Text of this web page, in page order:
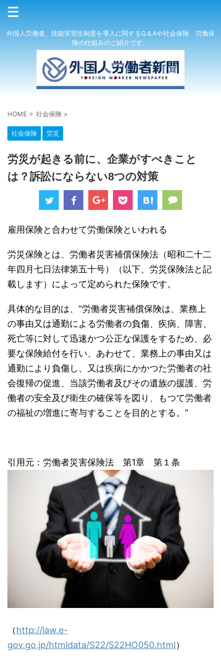
外国人労働者、技能実習生制度を導入に関するQ＆Aや社会保険、労働保
険の仕組みのご紹介です。
HOME > 社会保険 >
社会保険 労災
労災が起きる前に、企業がすべきこと
は？訴訟にならない8つの対策
雇用保険と合わせて労働保険といわれる
労災保険とは、労働者災害補償保険法（昭和二十二
年四月七日法律第五十号）（以下、労災保険法と記
載します）によって定められた保険です。
具体的な目的は、“労働者災害補償保険は、業務上
の事由又は通勤による労働者の負傷、疾病、障害、
死亡等に対して迅速かつ公正な保護をするため、必
要な保険給付を行い、あわせて、業務上の事由又は
通勤により負傷し、又は疾病にかかつた労働者の社
会復帰の促進、当該労働者及びその遺族の援護、労
働者の安全及び衛生の確保等を図り、もつて労働者
の福祉の増進に寄与することを目的とする。”
引用元：労働者災害保険法 第1章 第１条
（http://law.e-
gov.go.jp/htmldata/S22/S22HO050.html）